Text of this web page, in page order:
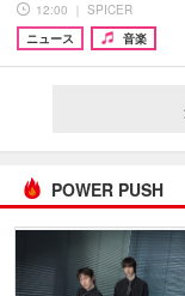
12:00 ｜ SPICER
ニュース
音楽
POWER PUSH